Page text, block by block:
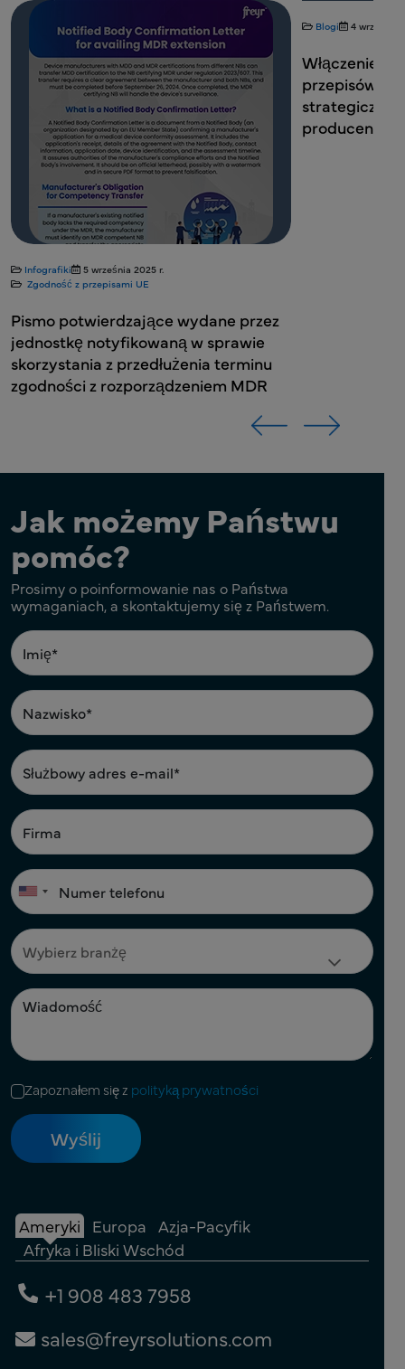
Infografiki
5 września 2025 r.
Zgodność z przepisami UE
Pismo potwierdzające wydane przez
jednostkę notyfikowaną w sprawie
skorzystania z przedłużenia terminu
zgodności z rozporządzeniem MDR
Blogi 4 września
Włączenie
przepisów
strategiczne
Jak możemy Państwu
pomóc?
Prosimy o poinformowanie nas o Państwa
wymaganiach, a skontaktujemy się z Państwem.
Zapoznałem się z polityką prywatności
Ameryki Europa Azja-Pacyfik
Afryka i Bliski Wschód
+1 908 483 7958
sales@freyrsolutions.com